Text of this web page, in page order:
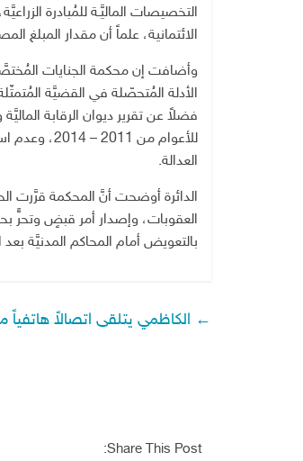
التخصيصات الماليَّـة للمُبادرة
الائتمانية، علماً أن مقدار المبلغ المصروف بلغ
وأضافت إن محكمة الجنايات
الأدلة المُتحصّلة في القضيَّة
فضلاً عن تقرير ديوان الرقابة
للأعوام
العدالة.
العقوبات، وإصدار أمر قبضٍ وتحرٍّ
بالتعويض أمام المحاكم المدنيَّة
← الكاظمي يتلقى اتصالاً
Share This Post: